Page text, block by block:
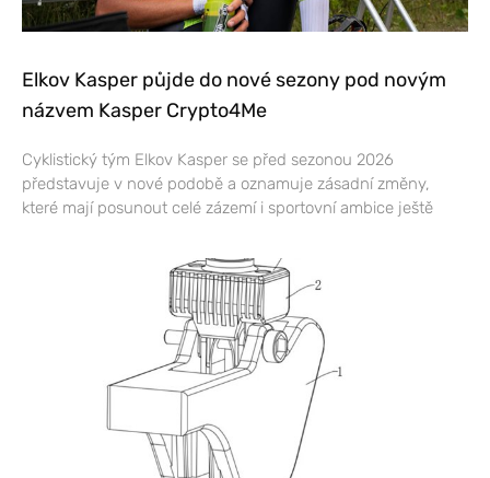
Elkov Kasper půjde do nové sezony pod novým
názvem Kasper Crypto4Me
Cyklistický tým Elkov Kasper se před sezonou 2026
představuje v nové podobě a oznamuje zásadní změny,
které mají posunout celé zázemí i sportovní ambice ještě